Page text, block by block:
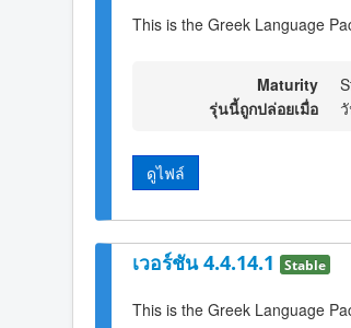
This is the Greek Language
Maturity
รุ่นนี้ถูกปล่อยเมื่อ
ดูไฟล์
เวอร์ชัน 4.4.14.1 Stable
This is the Greek Language